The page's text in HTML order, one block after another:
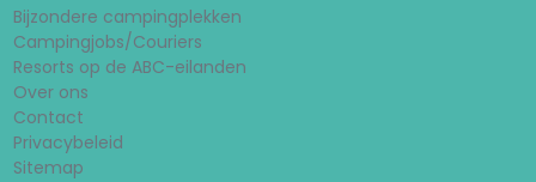
Bijzondere campingplekken
Campingjobs/Couriers
Resorts op de ABC-eilanden
Over ons
Contact
Privacybeleid
Sitemap